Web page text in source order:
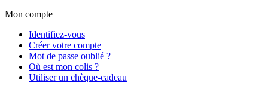
Mon compte
Identifiez-vous
Créer votre compte
Mot de passe oublié ?
Où est mon colis ?
Utiliser un chèque-cadeau